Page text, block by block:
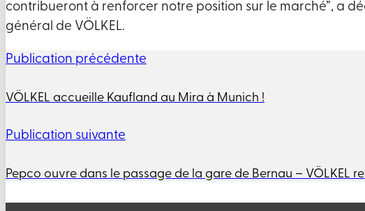
contribueront à renforcer notre position sur le marché”, a
général de VÖLKEL.
Publication précédente
VÖLKEL accueille Kaufland au Mira à Munich !
Publication suivante
Pepco ouvre dans le passage de la gare de Bernau – VÖLKEL